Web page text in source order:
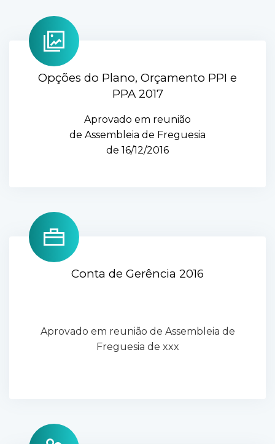
Opções do Plano, Orçamento PPI e
PPA 2017
Aprovado em reunião
de Assembleia de Freguesia
de 16/12/2016
Conta de Gerência 2016
Aprovado em reunião de Assembleia de
Freguesia de xxx